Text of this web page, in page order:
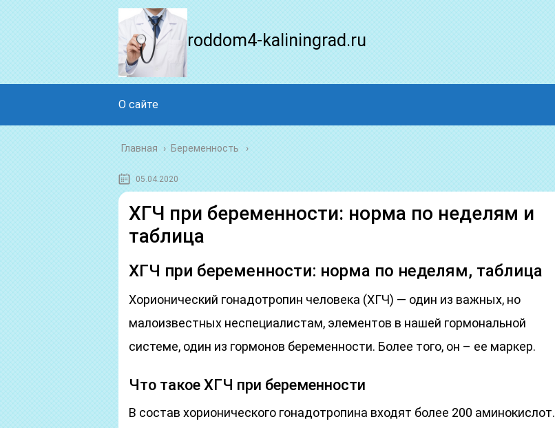
roddom4-kaliningrad.ru
О сайте
Главная › Беременность
05.04.2020
ХГЧ при беременности: норма по неделям и
таблица
ХГЧ при беременности: норма по неделям, таблица
Хорионический гонадотропин человека (ХГЧ) — один из важных, но
малоизвестных неспециалистам, элементов в нашей гормональной
системе, один из гормонов беременности. Более того, он – ее маркер.
Что такое ХГЧ при беременности
В состав хорионического гонадотропина входят более 200 аминокислот.